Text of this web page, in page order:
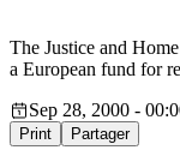
The Justice and
a European fund for
Sep 28, 2000 -
Print Partager